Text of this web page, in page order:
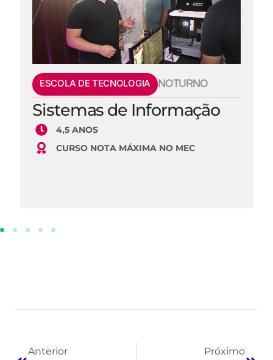
ESCOLA DE TECNOLOGIA NOTURNO
Sistemas de Informação
4,5 ANOS
CURSO NOTA MÁXIMA NO MEC
Anterior Próximo